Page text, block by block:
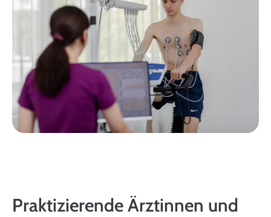
Praktizierende Ärztinnen und